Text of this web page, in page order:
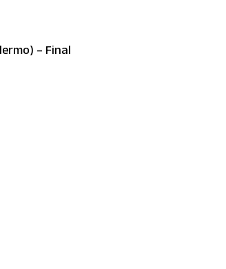
– Final